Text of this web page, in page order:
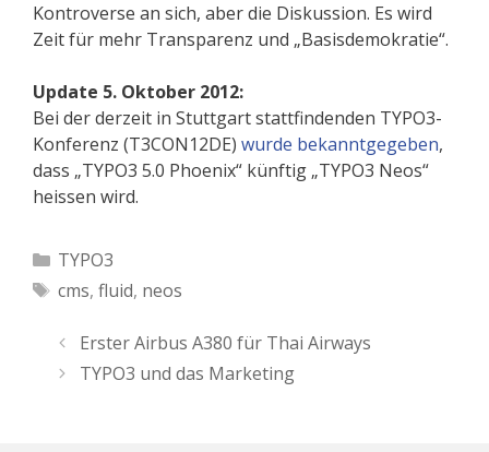
Kontroverse an sich, aber die Diskussion. Es wird
Zeit für mehr Transparenz und „Basisdemokratie“.
Update 5. Oktober 2012:
Bei der derzeit in Stuttgart stattfindenden TYPO3-
Konferenz (T3CON12DE) wurde bekanntgegeben,
dass „TYPO3 5.0 Phoenix“ künftig „TYPO3 Neos“
heissen wird.
Kategorien
TYPO3
Schlagwörter
cms, fluid, neos
Erster Airbus A380 für Thai Airways
TYPO3 und das Marketing